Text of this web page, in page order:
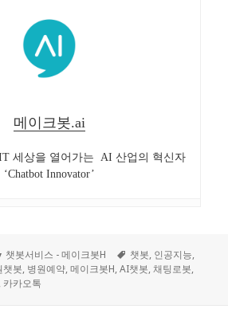
메이크봇.ai
세상을 열어가는 AI 산업의 혁신자
‘Chatbot Innovator’
Categories
챗봇서비스 - 메이크봇H Tags
챗봇, 인공지능,
챗봇, 병원예약,메이크봇H,AI챗봇,채팅로봇,
, 카카오톡